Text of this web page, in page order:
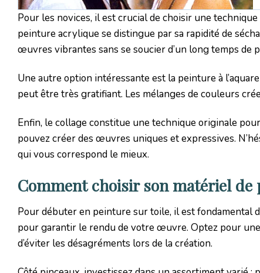
Pour les novices, il est crucial de choisir une
peinture acrylique se distingue par sa rapidité de
œuvres vibrantes sans se soucier d’un long temps de
Une autre option intéressante est la peinture à
peut être très gratifiant. Les mélanges de couleurs
Enfin, le collage constitue une technique originale
pouvez créer des œuvres uniques et expressives.
qui vous correspond le mieux.
Comment choisir son matériel de
Pour débuter en peinture sur toile, il est fondamental
pour garantir le rendu de votre œuvre. Optez pour
d’éviter les désagréments lors de la création.